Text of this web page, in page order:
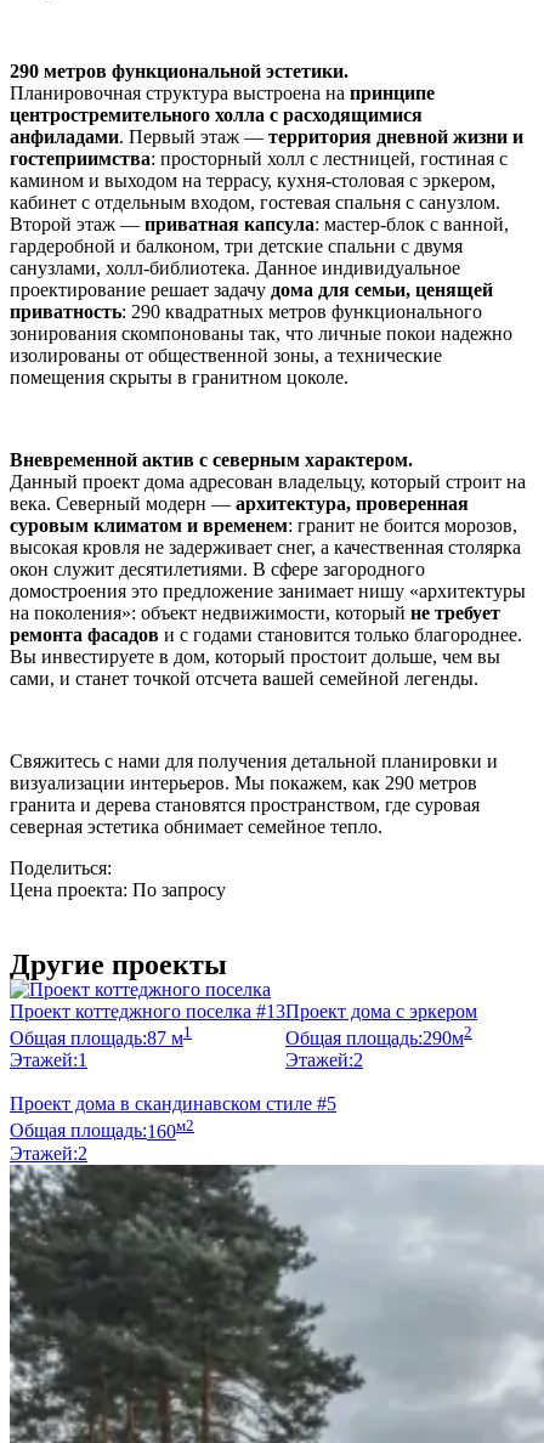
290 метров функциональной эстетики.
Планировочная структура выстроена на принципе
центростремительного холла с расходящимися
анфиладами. Первый этаж — территория дневной жизни и
гостеприимства: просторный холл с лестницей, гостиная с
камином и выходом на террасу, кухня-столовая с эркером,
кабинет с отдельным входом, гостевая спальня с санузлом.
Второй этаж — приватная капсула: мастер-блок с ванной,
гардеробной и балконом, три детские спальни с двумя
санузлами, холл-библиотека. Данное индивидуальное
проектирование решает задачу дома для семьи, ценящей
приватность: 290 квадратных метров функционального
зонирования скомпонованы так, что личные покои надежно
изолированы от общественной зоны, а технические
помещения скрыты в гранитном цоколе.
Вневременной актив с северным характером.
Данный проект дома адресован владельцу, который строит на
века. Северный модерн — архитектура, проверенная
суровым климатом и временем: гранит не боится морозов,
высокая кровля не задерживает снег, а качественная столярка
окон служит десятилетиями. В сфере загородного
домостроения это предложение занимает нишу «архитектуры
на поколения»: объект недвижимости, который не требует
ремонта фасадов и с годами становится только благороднее.
Вы инвестируете в дом, который простоит дольше, чем вы
сами, и станет точкой отсчета вашей семейной легенды.
Свяжитесь с нами для получения детальной планировки и
визуализации интерьеров. Мы покажем, как 290 метров
гранита и дерева становятся пространством, где суровая
северная эстетика обнимает семейное тепло.
Поделиться:
Цена проекта: По запросу
Другие проекты
Проект коттеджного поселка #13
Общая площадь:87 м1
Этажей:1
Проект дома с эркером
Общая площадь:290м2
Этажей:2
Проект дома в скандинавском стиле #5
Общая площадь:160м2
Этажей:2